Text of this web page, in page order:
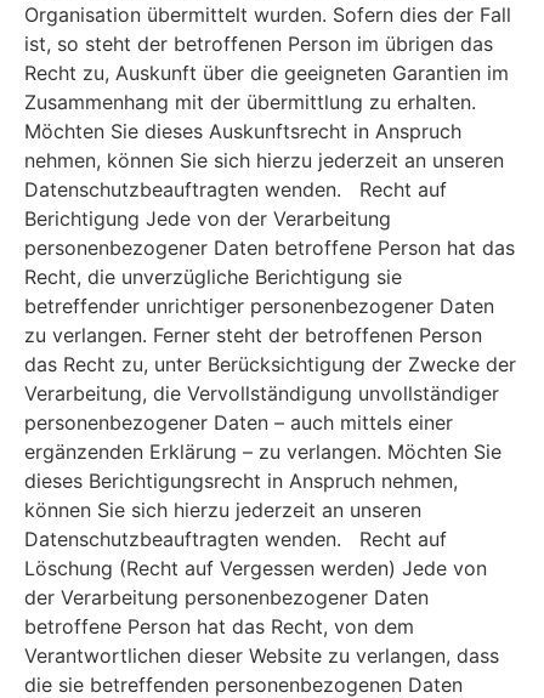
Organisation übermittelt wurden. Sofern dies der Fall
ist, so steht der betroffenen Person im übrigen das
Recht zu, Auskunft über die geeigneten Garantien im
Zusammenhang mit der übermittlung zu erhalten.
Möchten Sie dieses Auskunftsrecht in Anspruch
nehmen, können Sie sich hierzu jederzeit an unseren
Datenschutzbeauftragten wenden. Recht auf
Berichtigung Jede von der Verarbeitung
personenbezogener Daten betroffene Person hat das
Recht, die unverzügliche Berichtigung sie
betreffender unrichtiger personenbezogener Daten
zu verlangen. Ferner steht der betroffenen Person
das Recht zu, unter Berücksichtigung der Zwecke der
Verarbeitung, die Vervollständigung unvollständiger
personenbezogener Daten – auch mittels einer
ergänzenden Erklärung – zu verlangen. Möchten Sie
dieses Berichtigungsrecht in Anspruch nehmen,
können Sie sich hierzu jederzeit an unseren
Datenschutzbeauftragten wenden. Recht auf
Löschung (Recht auf Vergessen werden) Jede von
der Verarbeitung personenbezogener Daten
betroffene Person hat das Recht, von dem
Verantwortlichen dieser Website zu verlangen, dass
die sie betreffenden personenbezogenen Daten